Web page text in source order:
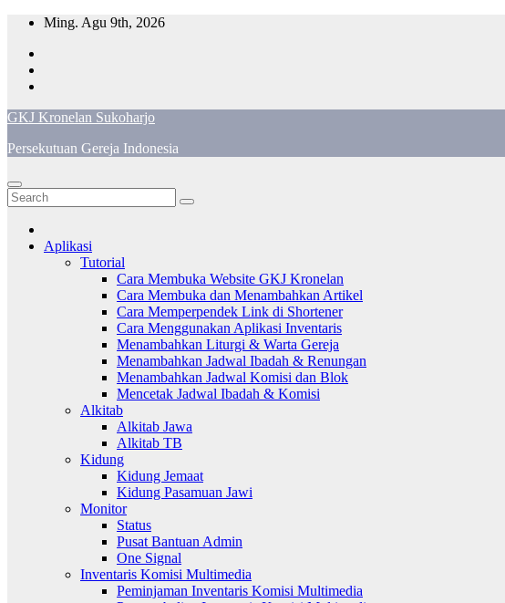
Skip
content
Ming. Agu 9th, 2026
GKJ Kronelan Sukoharjo
Persekutuan Gereja Indonesia
Aplikasi
Tutorial
Cara Membuka Website GKJ Kronelan
Cara Membuka dan Menambahkan Artikel
Cara Memperpendek Link di Shortener
Cara Menggunakan Aplikasi Inventaris
Menambahkan Liturgi & Warta Gereja
Menambahkan Jadwal Ibadah & Renungan
Menambahkan Jadwal Komisi dan Blok
Mencetak Jadwal Ibadah & Komisi
Alkitab
Alkitab Jawa
Alkitab TB
Kidung
Kidung Jemaat
Kidung Pasamuan Jawi
Monitor
Status
Pusat Bantuan Admin
One Signal
Inventaris Komisi Multimedia
Peminjaman Inventaris Komisi Multimedia